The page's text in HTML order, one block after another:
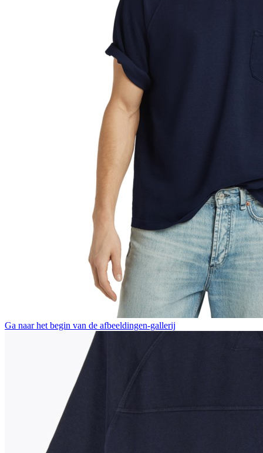
Ga naar het begin van de afbeeldingen-gallerij